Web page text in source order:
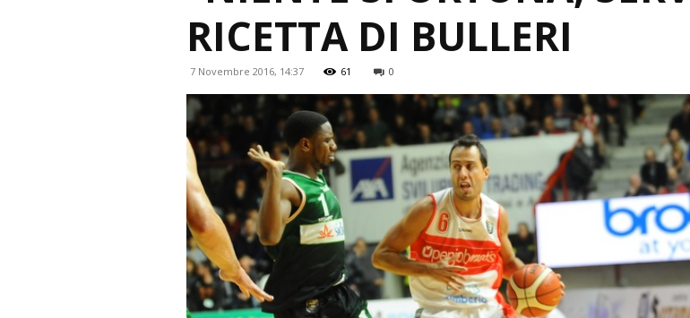
RICETTA DI BULLERI
7 Novembre 2016, 14:37 61 0